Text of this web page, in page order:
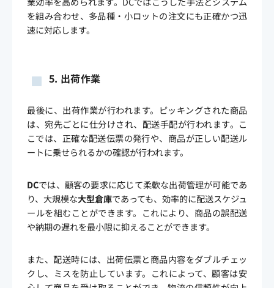
を組み合わせ、多品種・小ロットの注文にも正確かつ迅
速に対応します。
5. 出荷作業
最後に、出荷作業が行われます。ピッキングされた商品
は、宛先ごとに仕分けされ、配送手配が行われます。こ
こでは、正確な配送伝票の発行や、商品が正しい配送ル
ートに乗せられるかの確認が行われます。
DCでは、顧客の要求に応じて柔軟な出荷管理が可能であ
り、大規模な大型倉庫であっても、効率的に配送スケジュ
ールを組むことができます。これにより、商品の誤配送
や納期の遅れを最小限に抑えることができます。
また、配送時には、出荷伝票と商品内容をダブルチェッ
クし、ミスを防止しています。これによって、顧客は安